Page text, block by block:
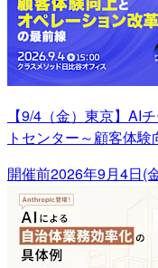
【9/4（金）東京】AI
トセンター～顧客体
開催前2026年9月4日(